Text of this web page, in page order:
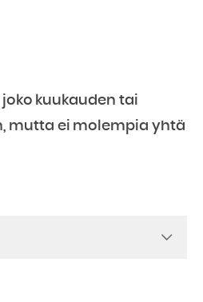
kuukauden tai
mutta ei molempia yhtä